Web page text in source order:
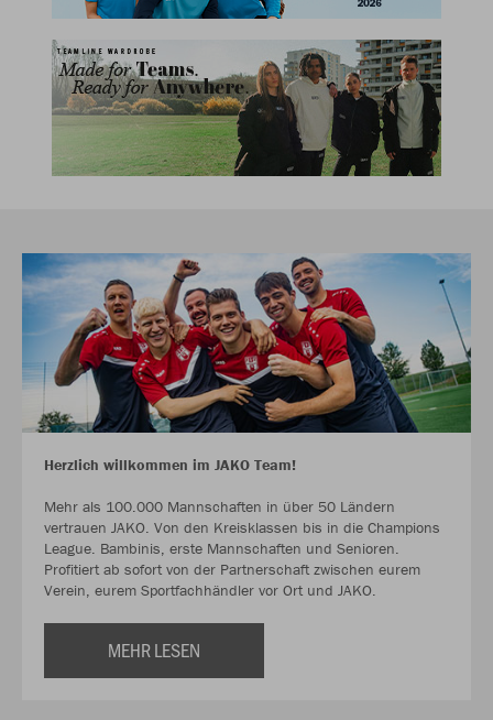
Herzlich willkommen im JAKO Team!
Mehr als 100.000 Mannschaften in über 50 Ländern
vertrauen JAKO. Von den Kreisklassen bis in die Champions
League. Bambinis, erste Mannschaften und Senioren.
Profitiert ab sofort von der Partnerschaft zwischen eurem
Verein, eurem Sportfachhändler vor Ort und JAKO.
MEHR LESEN